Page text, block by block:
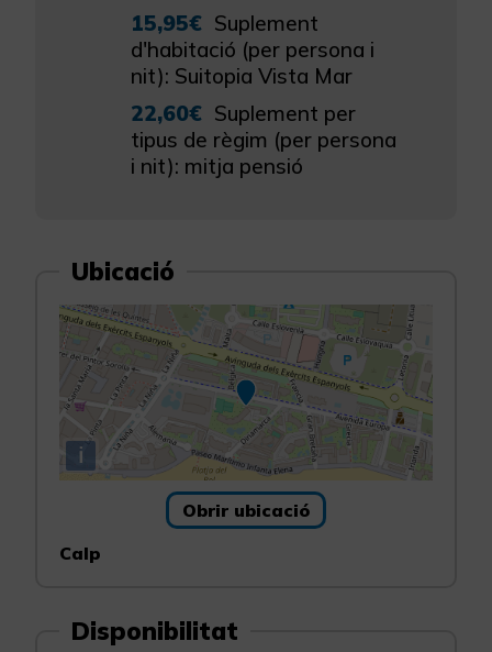
15,95€ Suplement
d'habitació (per persona i
nit): Suitopia Vista Mar
22,60€ Suplement per
tipus de règim (per persona
i nit): mitja pensió
Ubicació
i
Obrir ubicació
Calp
Disponibilitat